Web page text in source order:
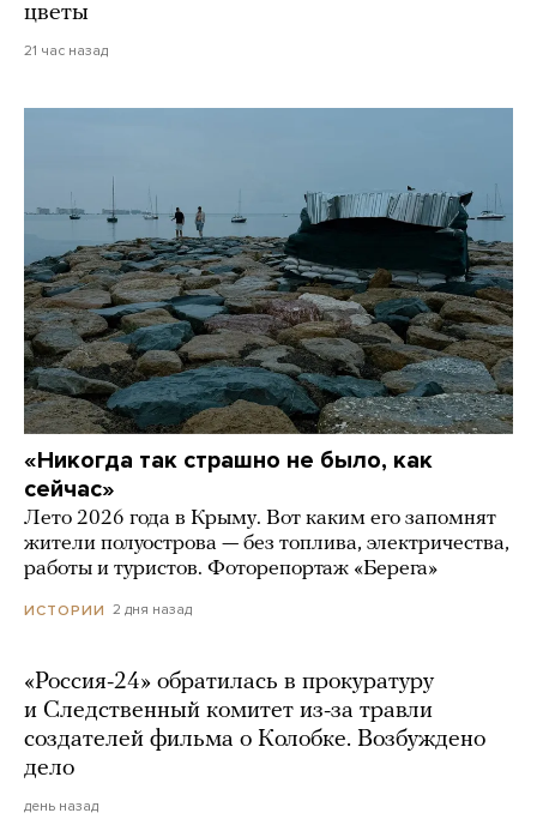
цветы
21 час назад
«Никогда так страшно не было, как
сейчас»
Лето 2026 года в Крыму. Вот каким его запомнят
жители полуострова — без топлива, электричества,
работы и туристов. Фоторепортаж «Берега»
ИСТОРИИ 2 дня назад
«Россия-24» обратилась в прокуратуру
и Следственный комитет из-за травли
создателей фильма о Колобке. Возбуждено
дело
день назад